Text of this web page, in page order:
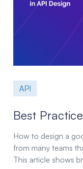
API
Best
How to design a
from many teams
This article shows